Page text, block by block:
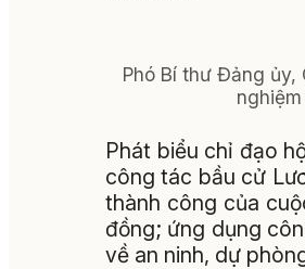
Phó Bí thư Đảng ủy,
Phát biểu chỉ đạo
công tác bầu cử
thành công của
đồng; ứng dụng
về an ninh, dự